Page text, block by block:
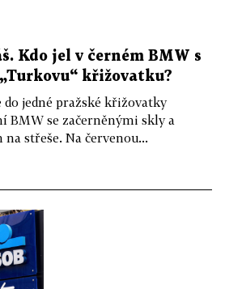
Kdo jel v černém BMW s
křižovatku?
do jedné pražské křižovatky
se začerněnými skly a
střeše. Na červenou...